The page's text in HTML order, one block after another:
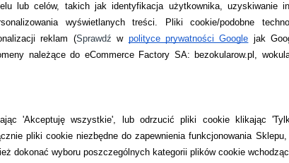
lub celów, takich jak identyfikacja użytkownika, uzyskiwanie
wyświetlanych treści.
Pliki cookie/podobne
reklam (Sprawdźw polityce prywatności Google jak
należące do eCommerce Factory SA: bezokularow.pl,
'Akceptuję wszystkie', lub odrzucić pliki cookie klikając
pliki cookie niezbędne do zapewnienia funkcjonowania
dokonać wyboru poszczególnych kategorii plików cookie wchodząc